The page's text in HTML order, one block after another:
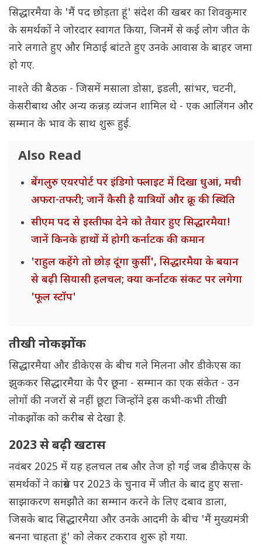
सिद्धारमैया के 'मैं पद छोड़ता हूं' संदेश की खबर का शिवकुमार
के समर्थकों ने जोरदार स्वागत किया, जिनमें से कई लोग जीत के
नारे लगाते हुए और मिठाई बांटते हुए उनके आवास के बाहर जमा
हो गए.
नाश्ते की बैठक - जिसमें मसाला डोसा, इडली, सांभर, चटनी,
केसरीबाथ और अन्य कन्नड़ व्यंजन शामिल थे - एक आलिंगन और
सम्मान के भाव के साथ शुरू हुई.
Also Read
बेंगलुरु एयरपोर्ट पर इंडिगो फ्लाइट में दिखा धुआं, मची
अफरा-तफरी; जानें कैसी है यात्रियों और क्रू की स्थिति
सीएम पद से इस्तीफा देने को तैयार हुए सिद्धारमैया!
जानें किनके हाथों में होगी कर्नाटक की कमान
'राहुल कहेंगे तो छोड़ दूंगा कुर्सी', सिद्धारमैया के बयान
से बढ़ी सियासी हलचल; क्या कर्नाटक संकट पर लगेगा
'फूल स्टॉप'
तीखी नोकझोंक
सिद्धारमैया और डीकेएस के बीच गले मिलना और डीकेएस का
झुककर सिद्धारमैया के पैर छूना - सम्मान का एक संकेत - उन
लोगों की नजरों से नहीं छूटा जिन्होंने इस कभी-कभी तीखी
नोकझोंक को करीब से देखा है.
2023 से बढ़ी खटास
नवंबर 2025 में यह हलचल तब और तेज हो गई जब डीकेएस के
समर्थकों ने कांग्रेस पर 2023 के चुनाव में जीत के बाद हुए सत्ता-
साझाकरण समझौते का सम्मान करने के लिए दबाव डाला,
जिसके बाद सिद्धारमैया और उनके आदमी के बीच 'मैं मुख्यमंत्री
बनना चाहता हूं' को लेकर टकराव शुरू हो गया.